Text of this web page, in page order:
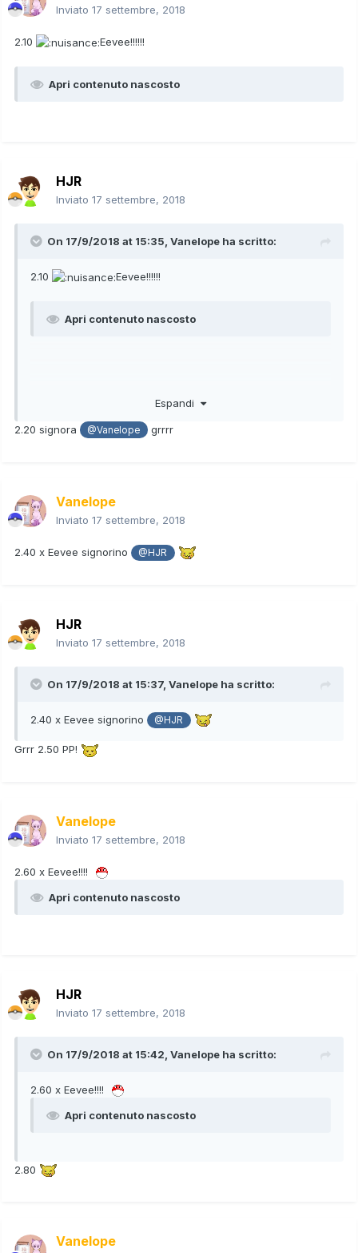
Inviato 17 settembre, 2018
2.10 Eevee!!!!!!
Apri contenuto nascosto
HJR
Inviato 17 settembre, 2018
On 17/9/2018 at 15:35, Vanelope ha scritto:
2.10 Eevee!!!!!!
Apri contenuto nascosto
Espandi
2.20 signora @Vanelope grrrr
Vanelope
Inviato 17 settembre, 2018
2.40 x Eevee signorino @HJR
HJR
Inviato 17 settembre, 2018
On 17/9/2018 at 15:37, Vanelope ha scritto:
2.40 x Eevee signorino @HJR
Grrr 2.50 PP!
Vanelope
Inviato 17 settembre, 2018
2.60 x Eevee!!!!
Apri contenuto nascosto
HJR
Inviato 17 settembre, 2018
On 17/9/2018 at 15:42, Vanelope ha scritto:
2.60 x Eevee!!!!
Apri contenuto nascosto
2.80
Vanelope